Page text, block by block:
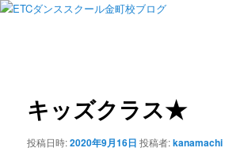
キッズクラス★
投稿日時:2020年9月16日 投稿者:kanamachi